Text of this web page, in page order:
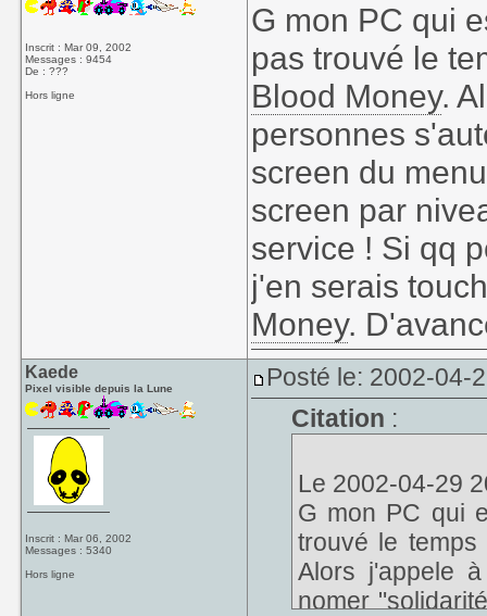
Inscrit : Mar 09, 2002
Messages : 9454
De : ???
Hors ligne
G mon PC qui
pas trouvé le
Blood Money.
personnes
screen du
screen par
service ! Si qq
j'en serais
Money.
Kaede
Pixel visible depuis la Lune
Inscrit : Mar 06, 2002
Messages : 5340
Hors ligne
Posté le: 2002-04-
Citation :
Le 2002-04-29
G mon PC qui
trouvé le
Alors j'appele
nomer